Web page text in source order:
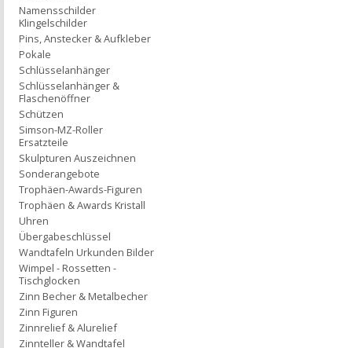
Namensschilder
Klingelschilder
Pins, Anstecker & Aufkleber
Pokale
Schlüsselanhänger
Schlüsselanhänger &
Flaschenöffner
Schützen
Simson-MZ-Roller
Ersatzteile
Skulpturen Auszeichnen
Sonderangebote
Trophäen-Awards-Figuren
Trophäen & Awards Kristall
Uhren
Übergabeschlüssel
Wandtafeln Urkunden Bilder
Wimpel - Rossetten -
Tischglocken
Zinn Becher & Metalbecher
Zinn Figuren
Zinnrelief & Alurelief
Zinnteller & Wandtafel